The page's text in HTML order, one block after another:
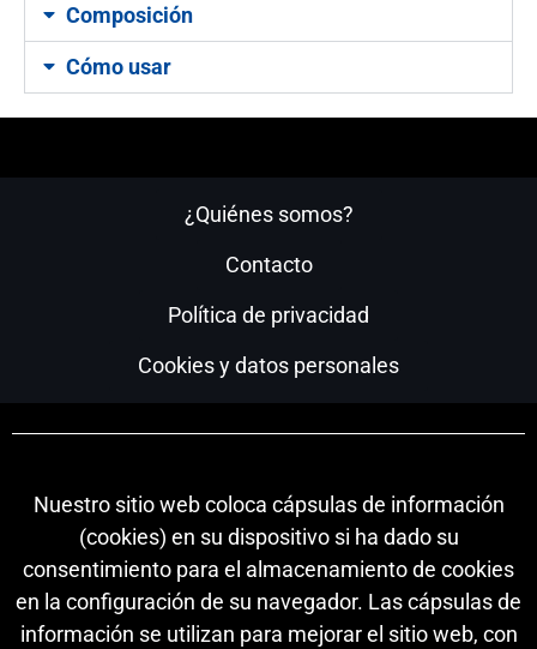
Composición
Cómo usar
¿Quiénes somos?
Contacto
Política de privacidad
Cookies y datos personales
Nuestro sitio web coloca cápsulas de información
(cookies) en su dispositivo si ha dado su
consentimiento para el almacenamiento de cookies
en la configuración de su navegador. Las cápsulas de
información se utilizan para mejorar el sitio web, con